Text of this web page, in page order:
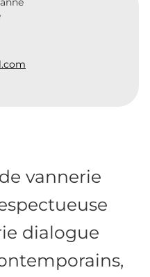
vannerie
dialogue